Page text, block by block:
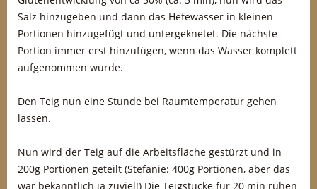
Salz hinzugeben und dann das Hefewasser in kleinen
Portionen hinzugefügt und untergeknetet. Die nächste
Portion immer erst hinzufügen, wenn das Wasser komplett
aufgenommen wurde.
Den Teig nun eine Stunde bei Raumtemperatur gehen
lassen.
Nun wird der Teig auf die Arbeitsfläche gestürzt und in
200g Portionen geteilt (Stefanie: 400g Portionen, aber das
war bekanntlich ja zuviel!) Die Teigstücke für 20 min ruhen